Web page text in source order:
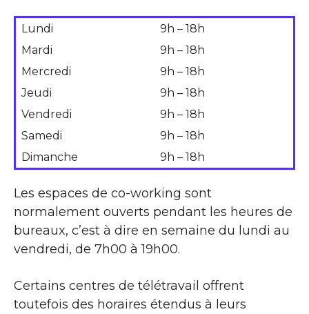
Lundi
9h – 18h
Mardi
9h – 18h
Mercredi
9h – 18h
Jeudi
9h – 18h
Vendredi
9h – 18h
Samedi
9h – 18h
Dimanche
9h – 18h
Les espaces de co-working sont
normalement ouverts pendant les heures de
bureaux, c’est à dire en semaine du lundi au
vendredi, de 7h00 à 19h00.
Certains centres de télétravail offrent
toutefois des horaires étendus à leurs